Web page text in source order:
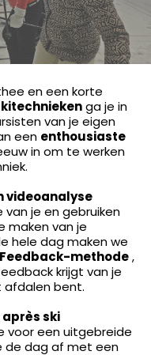
en een korte
ga je in
van je eigen
een enthousiaste
in om te werken
videoanalyse
je en gebruiken
maken van je
hele dag maken we
methode,
krijgt van je
afdalen bent.
ski
voor een uitgebreide
de dag af met een